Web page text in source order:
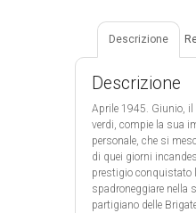
Descrizione
Descrizione
Aprile 1945. Giunio,
verdi, compie la sua
personale, che si
di quei giorni
prestigio conquistato
spadroneggiare nella
partigiano delle